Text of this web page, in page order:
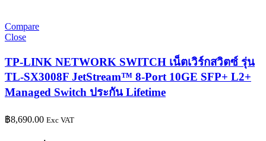
Compare
Close
TP-LINK NETWORK SWITCH เน็ตเวิร์กสวิตซ์ รุ่น
TL-SX3008F JetStream™ 8-Port 10GE SFP+ L2+
Managed Switch ประกัน Lifetime
฿8,690.00 Exc VAT